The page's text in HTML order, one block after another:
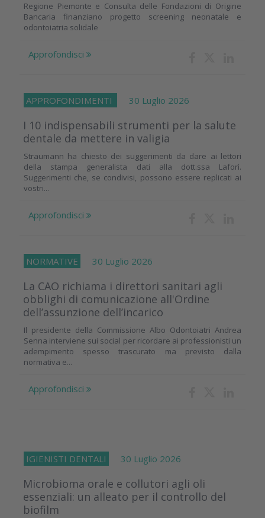
Regione Piemonte e Consulta delle Fondazioni di Origine
Bancaria finanziano progetto screening neonatale e
odontoiatria solidale
Approfondisci
APPROFONDIMENTI 30 Luglio 2026
I 10 indispensabili strumenti per la salute
dentale da mettere in valigia
Straumann ha chiesto dei suggerimenti da dare ai lettori
della stampa generalista dati alla dott.ssa Laforì.
Suggerimenti che, se condivisi, possono essere replicati ai
vostri...
Approfondisci
NORMATIVE 30 Luglio 2026
La CAO richiama i direttori sanitari agli
obblighi di comunicazione all'Ordine
dell’assunzione dell’incarico
Il presidente della Commissione Albo Odontoiatri Andrea
Senna interviene sui social per ricordare ai professionisti un
adempimento spesso trascurato ma previsto dalla
normativa e...
Approfondisci
IGIENISTI DENTALI 30 Luglio 2026
Microbioma orale e collutori agli oli
essenziali: un alleato per il controllo del
biofilm